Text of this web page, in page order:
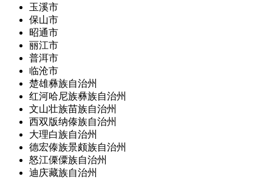
玉溪市
保山市
昭通市
丽江市
普洱市
临沧市
楚雄彝族自治州
红河哈尼族彝族自治州
文山壮族苗族自治州
西双版纳傣族自治州
大理白族自治州
德宏傣族景颇族自治州
怒江傈僳族自治州
迪庆藏族自治州